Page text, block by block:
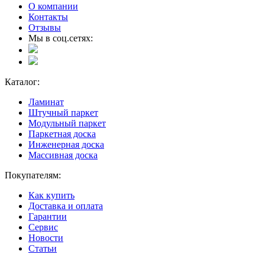
О компании
Контакты
Отзывы
Мы в соц.сетях:
Каталог:
Ламинат
Штучный паркет
Модульный паркет
Паркетная доска
Инженерная доска
Массивная доска
Покупателям:
Как купить
Доставка и оплата
Гарантии
Сервис
Новости
Статьи